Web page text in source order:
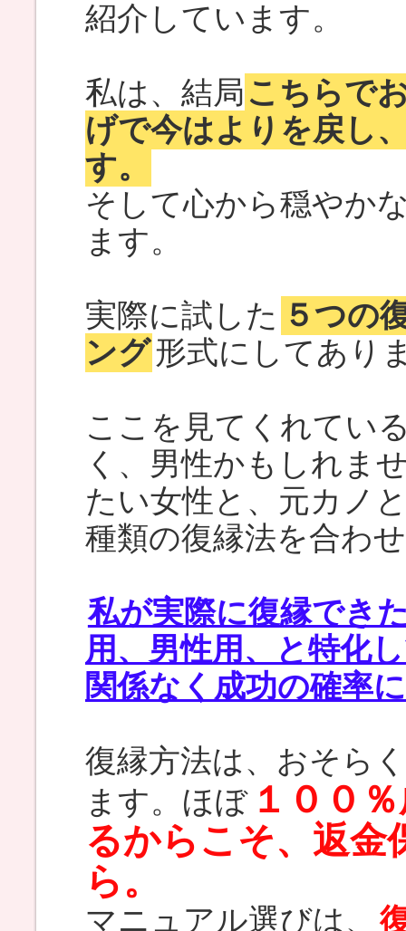
紹介しています。
私は、結局 こちらで
げで今はよりを戻し
す。
そして心から穏やか
ます。
実際に試した ５つの
ング形式にしてあり
ここを見てくれてい
く、男性かもしれま
たい女性と、元カノ
種類の復縁法を合わ
私が実際に復縁でき
用、男性用、と特化
関係なく成功の確率
復縁方法は、おそら
ます。ほぼ １００
るからこそ、返金
ら。
マニュアル選びは、